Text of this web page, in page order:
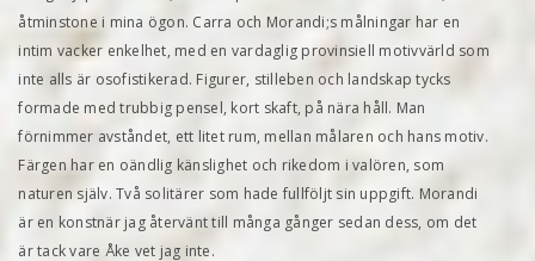
åtminstone i mina ögon. Carra och Morandi;s målningar har en
intim vacker enkelhet, med en vardaglig provinsiell motivvärld som
inte alls är osofistikerad. Figurer, stilleben och landskap tycks
formade med trubbig pensel, kort skaft, på nära håll. Man
förnimmer avståndet, ett litet rum, mellan målaren och hans motiv.
Färgen har en oändlig känslighet och rikedom i valören, som
naturen själv. Två solitärer som hade fullföljt sin uppgift. Morandi
är en konstnär jag återvänt till många gånger sedan dess, om det
är tack vare Åke vet jag inte.